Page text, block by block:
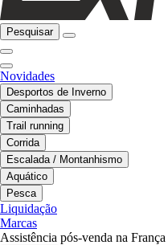
Pesquisar
Novidades
Desportos de Inverno
Caminhadas
Trail running
Corrida
Escalada / Montanhismo
Aquático
Pesca
Liquidação
Marcas
Assistência pós-venda na França